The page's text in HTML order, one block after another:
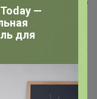
Davinci —
для